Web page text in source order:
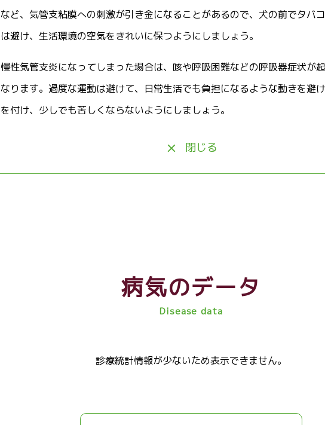
など、気管支粘膜への刺激が引き金になることがあるので、犬の前でタバ
は避け、生活環境の空気をきれいに保つようにしましょう。
慢性気管支炎になってしまった場合は、咳や呼吸困難などの呼吸器症状が
なります。過度な運動は避けて、日常生活でも負担になるような動きを避
を付け、少しでも苦しくならないようにしましょう。
閉じる
病気のデータ
Disease data
診療統計情報が少ないため表示できません。